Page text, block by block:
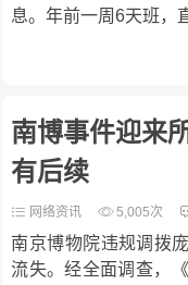
息。年前一周6天班，
南博事件迎来
有后续
网络资讯 5,005次
南京博物院违规调拨
流失。经全面调查，